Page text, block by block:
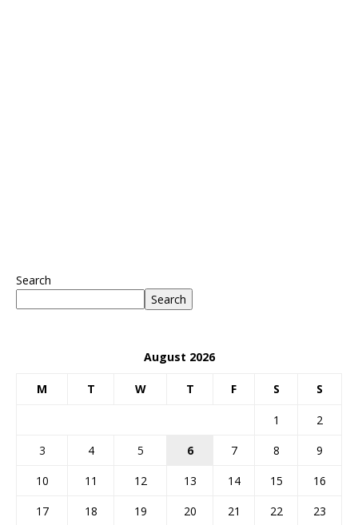
Search
Search
August 2026
M T W T F S S
1
2
3
4 5 6 7 8
9
10
11 12 13 14 15
16
17
18 19 20 21 22
23